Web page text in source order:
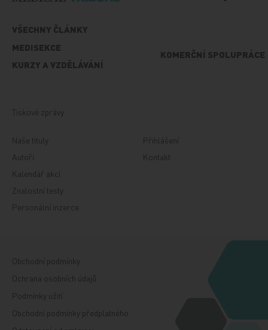
VŠECHNY ČLÁNKY
MEDISEKCE
KURZY A VZDĚLÁVÁNÍ
KOMERČNÍ SPOLUPRÁCE
Tiskové zprávy
Naše tituly
Autoři
Kalendář akcí
Znalostní testy
Personální inzerce
Přihlášení
Kontakt
Obchodní podmínky
Ochrana osobních údajů
Podmínky užití
Obchodní podmínky předplatného